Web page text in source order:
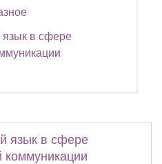
в сфере
язык в сфере
коммуникации